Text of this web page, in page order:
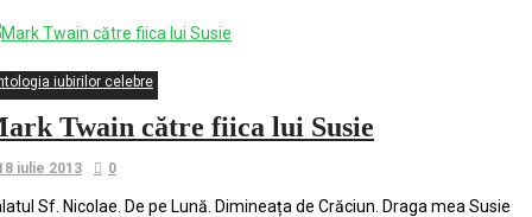
iubirilor celebre
Twain către fiica lui Susie
iulie 2013 0
Sf. Nicolae. De pe Lună. Dimineața de Crăciun. Draga mea Susie